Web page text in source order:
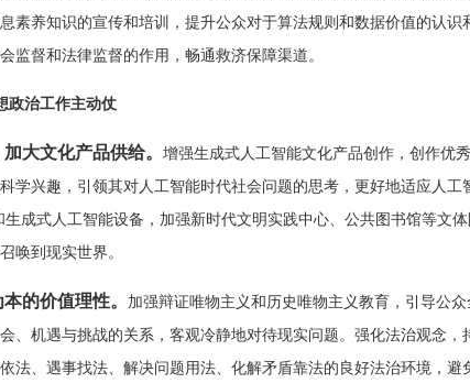
素养知识的宣传和培训，提升公众对于算法规则和数据价值的认识
监督和法律监督的作用，畅通救济保障渠道。
政治工作主动仗
大文化产品供给。增强生成式人工智能文化产品创作，创作优
学兴趣，引领其对人工智能时代社会问题的思考，更好地适应人工
成式人工智能设备，加强新时代文明实践中心、公共图书馆等文体
唤到现实世界。
的价值理性。
加强辩证唯物主义和历史唯物主义教育，引导公
、机遇与挑战的关系，客观冷静地对待现实问题。强化法治观念，
法、遇事找法、解决问题用法、化解矛盾靠法的良好法治环境，避